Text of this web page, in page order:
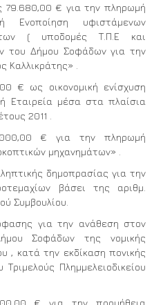
79.680,00 € για την πληρωμή
Ενοποίηση υφιστάμενων
( υποδομές Τ.Π.Ε και
του Δήμου Σοφάδων για την
.
€ ως οικονομική ενίσχυση
Εταιρεία μέσα στα πλαίσια
2011 .
€ για την πληρωμή
μηχανημάτων» .
δημοπρασίας για την
βάσει της αριθμ.
Συμβουλίου.
για την ανάθεση στον
Σοφάδων της νομικής
, κατά την εκδίκαση πονικής
Πλημμελειοδικείου
€ για την προμήθεια